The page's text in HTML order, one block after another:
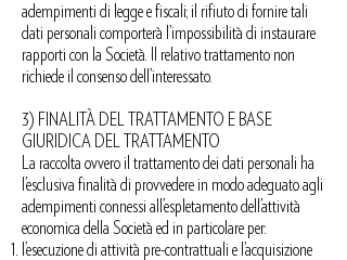
adempimenti di legge e fiscali; il rifiuto di fornire tali
dati personali comporterà l’impossibilità di instaurare
rapporti con la Società. Il relativo trattamento non
richiede il consenso dell’interessato.
3) FINALITÀ DEL TRATTAMENTO E BASE
GIURIDICA DEL TRATTAMENTO
La raccolta ovvero il trattamento dei dati personali ha
l’esclusiva finalità di provvedere in modo adeguato agli
adempimenti connessi all’espletamento dell’attività
economica della Società ed in particolare per:
l’esecuzione di attività pre-contrattuali e l’acquisizione